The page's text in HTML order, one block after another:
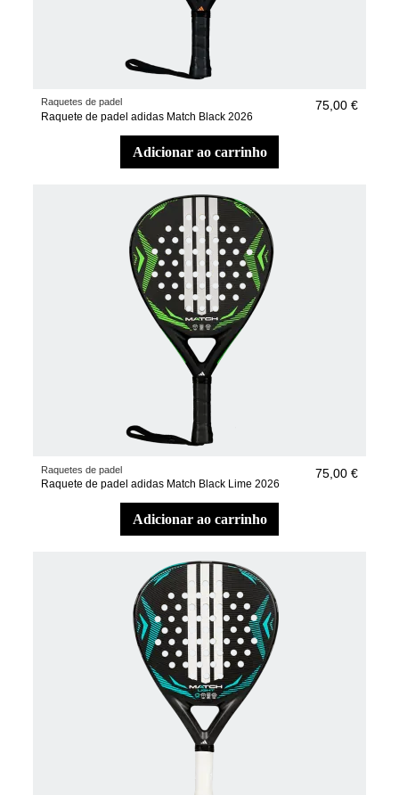
Raquetes de padel
Raquete de padel adidas Match Black 2026
75,00 €
adicionar ao carrinho
Raquetes de padel
Raquete de padel adidas Match Black Lime 2026
75,00 €
adicionar ao carrinho